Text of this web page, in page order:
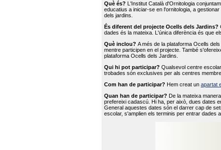
Què és? L'Institut Català d'Ornitologia
educatius a iniciar-se en l'ornitologia, a
dels jardins.
És diferent del projecte Ocells dels Jardins?
dades és la mateixa. L'única diferència és que
Què inclou? A més de la plataforma Ocells
mentre participen en el projecte. També
plataforma Ocells dels Jardins.
Qui hi pot participar? Qualsevol centre
trobades són exclusives per als centres
Com han de participar? Hem creat un apartat
Quan han de participar? De la mateixa
prefereixi cadascú. Hi ha, per això, dues dates
General aquestes dates són el darrer cap de
escolar, s'amplien els terminis per entrar dades